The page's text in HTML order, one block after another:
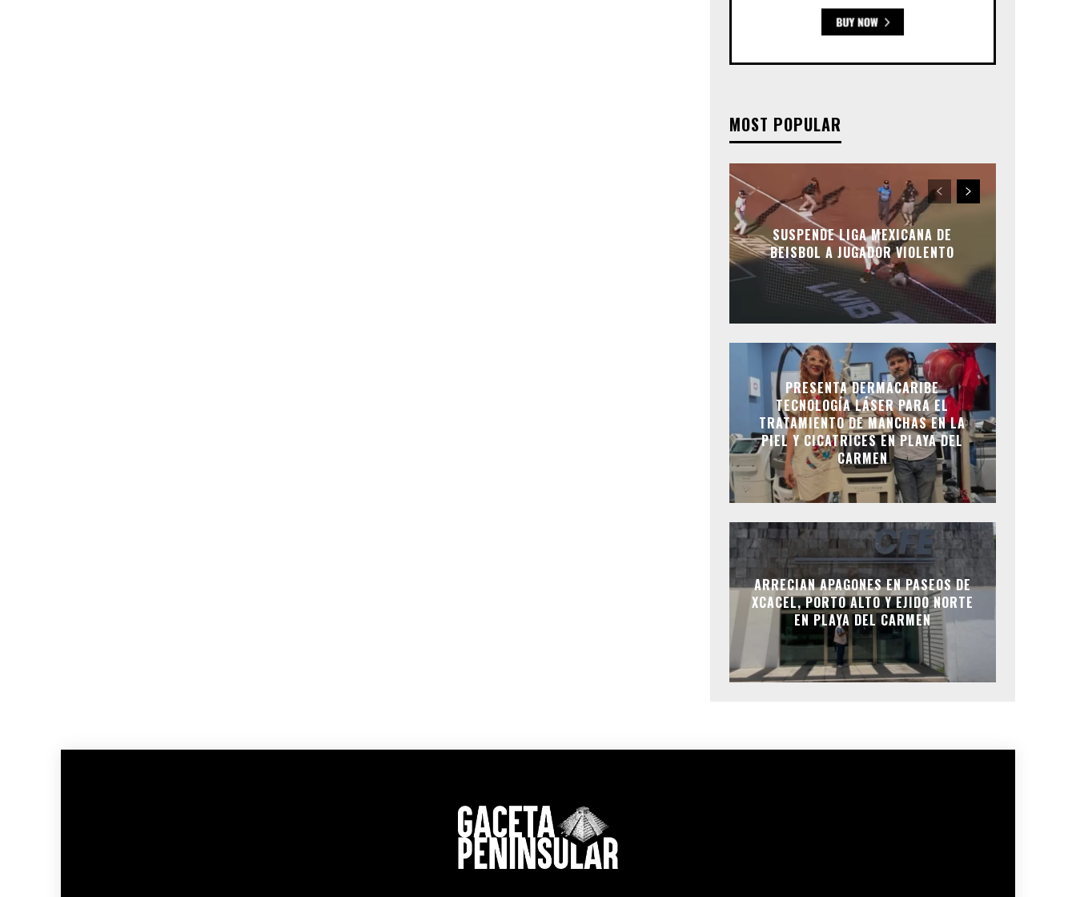
MOST POPULAR
SUSPENDE LIGA MEXICANA DE
BEISBOL A JUGADOR VIOLENTO
PRESENTA DERMACARIBE
TECNOLOGÍA LÁSER PARA EL
TRATAMIENTO DE MANCHAS EN LA
PIEL Y CICATRICES EN PLAYA DEL
CARMEN
ARRECIAN APAGONES EN PASEOS DE
XCACEL, PORTO ALTO Y EJIDO NORTE
EN PLAYA DEL CARMEN